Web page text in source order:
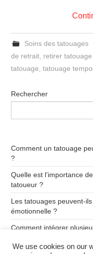
Soins des tatouages
de retrait retirer
tatouage ,tatouage
Rechercher
Comment un tatouage
?
Quelle est l’importance
tatoueur ?
Les tatouages peuvent-
émotionnelle ?
Comment intégrer
We use cookies on our